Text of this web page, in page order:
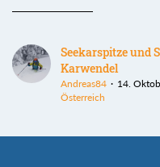
Seekarspitze und
Karwendel
Andreas84
14.
Österreich